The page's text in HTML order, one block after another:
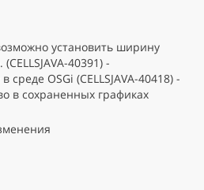
установить ширину
40391) -
среде OSGi (CELLSJAVA-40418) -
в сохраненных графиках